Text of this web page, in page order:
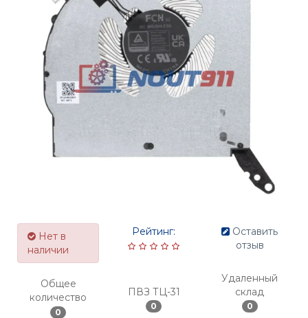
Нет в
наличии
Общее
количество
0
Рейтинг:
ПВЗ ТЦ-31
0
Оставить
отзыв
Удаленный
склад
0